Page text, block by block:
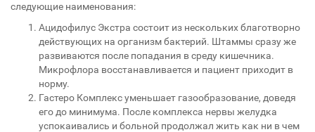
следующие наименования:
Ацидофилус Экстра состоит из нескольких благотворно
действующих на организм бактерий. Штаммы сразу же
развиваются после попадания в среду кишечника.
Микрофлора восстанавливается и пациент приходит в
норму.
Гастеро Комплекс уменьшает газообразование, доведя
его до минимума. После комплекса нервы желудка
успокаивались и больной продолжал жить как ни в чем